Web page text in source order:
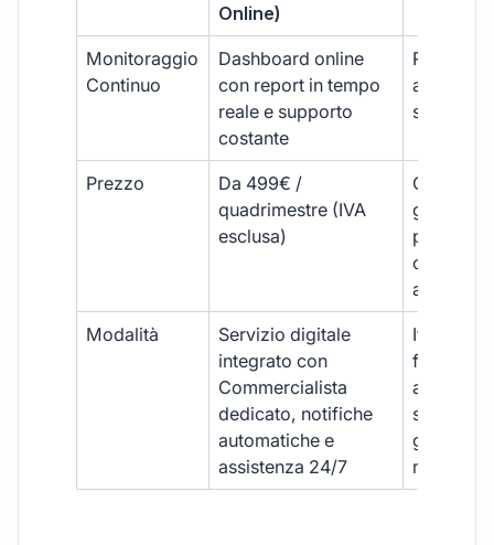
Online)
Monitoraggio
Continuo
Dashboard online
con report in tempo
reale e supporto
costante
Report
sporadici
Prezzo
Da 499€ /
quadrimestre (IVA
esclusa)
Costi
più
ogni
Modalità
Servizio digitale
integrato con
Commercialista
dedicato, notifiche
automatiche e
assistenza 24/7
Iter
studio e
gestione
manuale